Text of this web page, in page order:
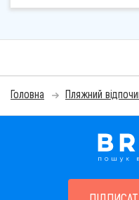
Головна Пляжний